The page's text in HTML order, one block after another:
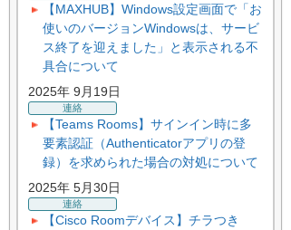
【MAXHUB】Windows設定画面で「お
使いのバージョンWindowsは、サービ
ス終了を迎えました」と表示される不
具合について
2025年 9月19日
連絡
【Teams Rooms】サインイン時に多
要素認証（Authenticatorアプリの登
録）を求められた場合の対処について
2025年 5月30日
連絡
【Cisco Roomデバイス】チラつき